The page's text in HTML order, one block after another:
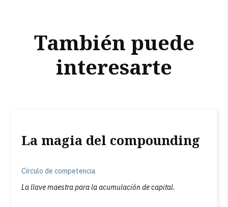
También puede
interesarte
La magia del compounding
Círculo de competencia
La llave maestra para la acumulación de capital.